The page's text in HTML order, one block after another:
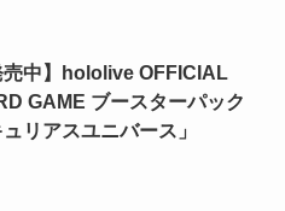
売中】hololive OFFICIAL
GAME ブースターパック
ュリアスユニバース」